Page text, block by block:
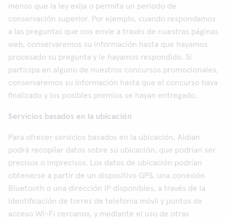
menos que la ley exija o permita un periodo de
conservación superior. Por ejemplo, cuando respondamos
a las preguntas que nos envíe a través de nuestras páginas
web, conservaremos su información hasta que hayamos
procesado su pregunta y le hayamos respondido. Si
participa en alguno de nuestros concursos promocionales,
conservaremos su información hasta que el concurso haya
finalizado y los posibles premios se hayan entregado.
Servicios basados en la ubicación
Para ofrecer servicios basados en la ubicación, Aidian
podrá recopilar datos sobre su ubicación, que podrían ser
precisos o imprecisos. Los datos de ubicación podrían
obtenerse a partir de un dispositivo GPS, una conexión
Bluetooth o una dirección IP disponibles, a través de la
identificación de torres de telefonía móvil y puntos de
acceso Wi-Fi cercanos, y mediante el uso de otras